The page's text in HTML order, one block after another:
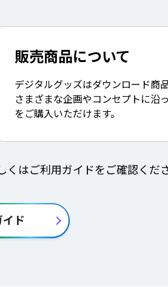
販売商品について
デジタルグッズはダウンロード商品
さまざまな企画やコンセプトに沿
をご購入いただけます。
はご利用ガイドをご確認くださ
イド